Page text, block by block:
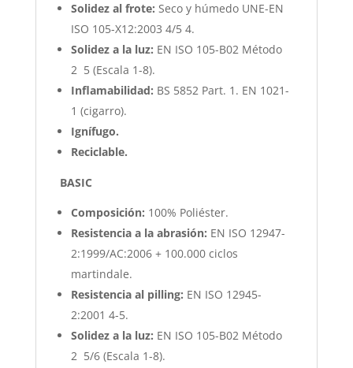
Solidez al frote: Seco y húmedo UNE-EN
ISO 105-X12:2003 4/5 4.
Solidez a la luz: EN ISO 105-B02 Método
2 5 (Escala 1-8).
Inflamabilidad: BS 5852 Part. 1. EN 1021-
1 (cigarro).
Ignífugo.
Reciclable.
BASIC
Composición: 100% Poliéster.
Resistencia a la abrasión: EN ISO 12947-
2:1999/AC:2006 + 100.000 ciclos
martindale.
Resistencia al pilling: EN ISO 12945-
2:2001 4-5.
Solidez a la luz: EN ISO 105-B02 Método
2 5/6 (Escala 1-8).